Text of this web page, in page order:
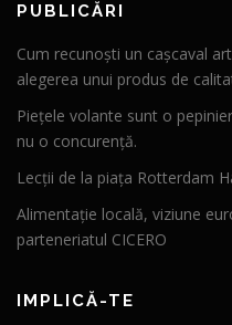
PUBLICĂRI
Cum recunoști un cașcaval
alegerea unui produs de
Piețele volante sunt o
nu o concurență.
Lecții de la piața Rotterdam
Alimentație locală, viziune
parteneriatul CICERO
IMPLICĂ-TE